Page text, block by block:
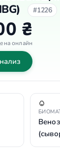
#1226
₴
онлайн